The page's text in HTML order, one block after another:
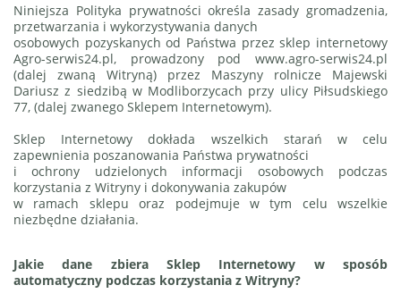
Niniejsza Polityka prywatności określa zasady gromadzenia,
przetwarzania i wykorzystywania danych
osobowych pozyskanych od Państwa przez sklep internetowy
Agro-serwis24.pl, prowadzony pod www.agro-serwis24.pl
(dalej zwaną Witryną) przez Maszyny rolnicze Majewski
Dariusz z siedzibą w Modliborzycach przy ulicy Piłsudskiego
77, (dalej zwanego Sklepem Internetowym).
Sklep Internetowy dokłada wszelkich starań w celu
zapewnienia poszanowania Państwa prywatności
i ochrony udzielonych informacji osobowych podczas
korzystania z Witryny i dokonywania zakupów
w ramach sklepu oraz podejmuje w tym celu wszelkie
niezbędne działania.
Jakie dane zbiera Sklep Internetowy w sposób
automatyczny podczas korzystania z Witryny?